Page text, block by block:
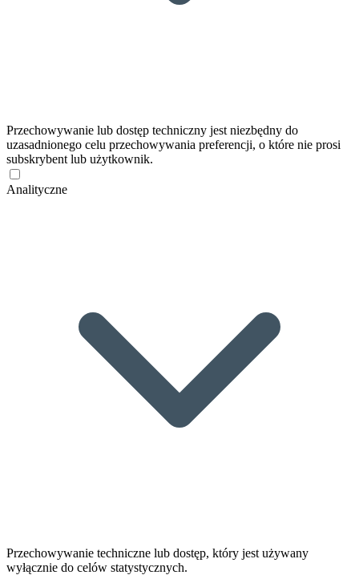
Przechowywanie lub dostęp techniczny jest niezbędny do
uzasadnionego celu przechowywania preferencji, o które nie prosi
subskrybent lub użytkownik.
Analityczne
Przechowywanie techniczne lub dostęp, który jest używany
wyłącznie do celów statystycznych.